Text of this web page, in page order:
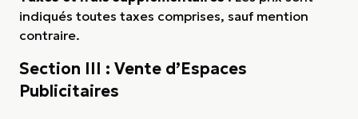
indiqués toutes taxes comprises, sauf mention
contraire.
Section III : Vente d’Espaces
Publicitaires